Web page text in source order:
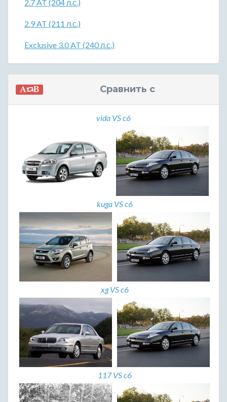
2.7 AT (204 л.с.)
2.9 AT (211 л.с.)
Exclusive 3.0 AT (240 л.с.)
Сравнить с
vida VS c6
kuga VS c6
xg VS c6
117 VS c6